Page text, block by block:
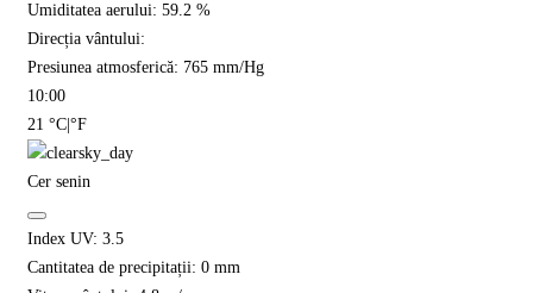
Umiditatea aerului: 59.2 %
Direcția vântului:
Presiunea atmosferică: 765 mm/Hg
10:00
21 °C °F
Cer senin
Index UV: 3.5
Cantitatea de precipitații: 0 mm